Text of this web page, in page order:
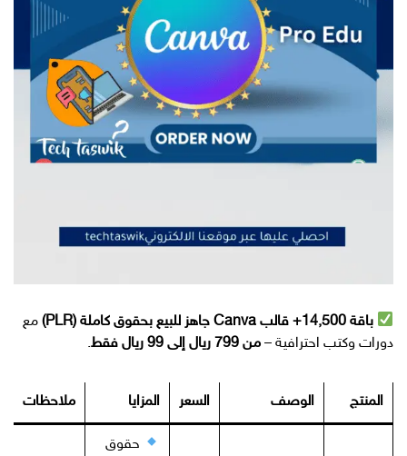
باقة 14,500+ قالب Canva جاهز للبيع بحقوق كاملة (PLR)
مع
دورات وكتب احترافية – من 799 ريال إلى 99 ريال فقط .
المنتج الوصف السعر المزايا ملاحظات
حقوق